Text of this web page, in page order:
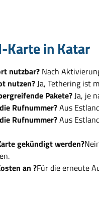
Karte in Katar
nutzbar? Nach
nutzen? Ja, Tethering ist
Pakete? Ja, je
Rufnummer?Aus
Rufnummer?Aus
gekündigt werden?
an ?Für die erneute